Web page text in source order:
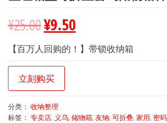
¥25.00¥9.50
【百万人回购的！】带锁收纳箱
立刻购买
分类： 收纳整理
标签： 专卖店, 义乌, 储物箱, 友纳, 可折叠, 家用, 密码